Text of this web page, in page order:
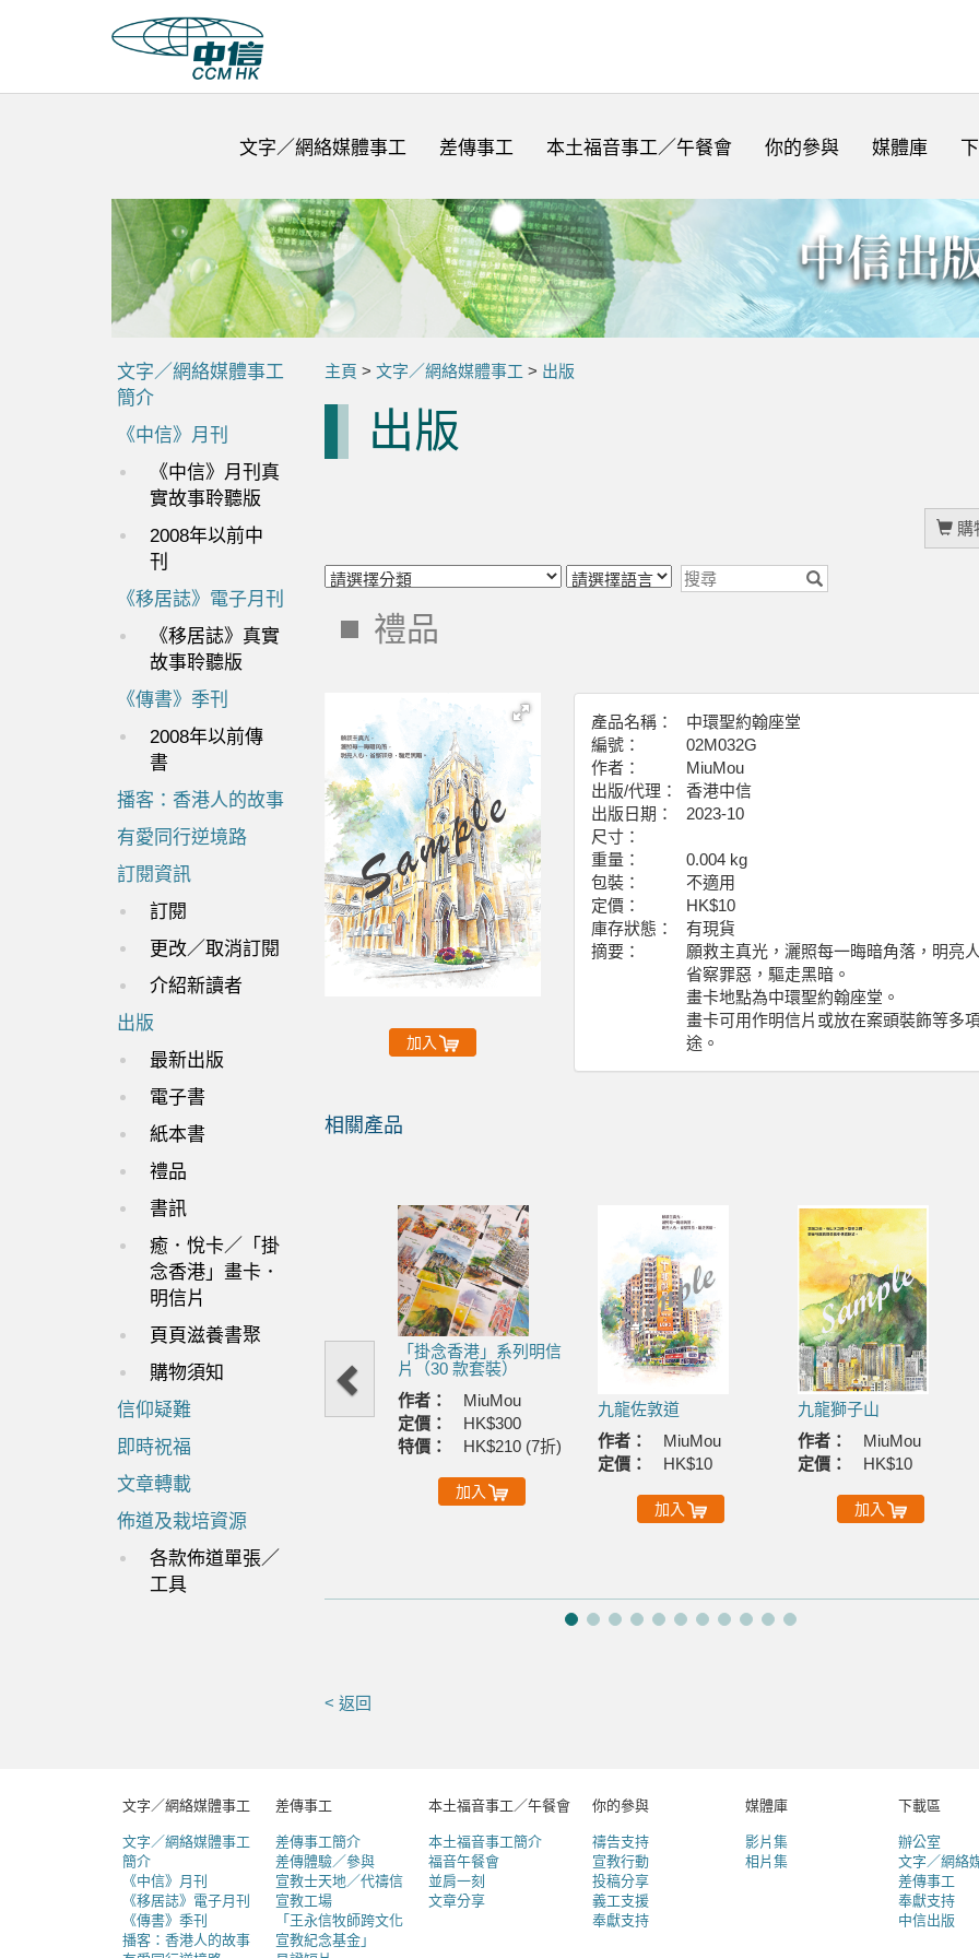
文字／網絡媒體事工 差傳事工 本土福音事工／午餐會 你的參與 媒體庫
文字／網絡媒體事工
簡介
《中信》月刊
《中信》月刊真
實故事聆聽版
2008年以前中
刊
《移居誌》電子月刊
《移居誌》真實
故事聆聽版
《傳書》季刊
2008年以前傳
書
播客：香港人的故事
有愛同行逆境路
訂閱資訊
訂閱
更改／取消訂閱
介紹新讀者
出版
最新出版
電子書
紙本書
禮品
書訊
癒．悅卡／「掛
念香港」畫卡．
明信片
頁頁滋養書聚
購物須知
信仰疑難
即時祝福
文章轉載
佈道及栽培資源
各款佈道單張／
工具
主頁 > 文字／網絡媒體事工 > 出版
出版
購
禮品
加入
產品名稱：
中環聖約翰座堂
編號：
02M032G
作者：
MiuMou
出版/代理：
香港中信
出版日期：
2023-10
尺寸：
重量：
0.004 kg
包裝：
不適用
定價：
HK$10
庫存狀態：
有現貨
摘要：
願救主真光，灑照每一晦暗角落，明亮人
省察罪惡，驅走黑暗。
畫卡地點為中環聖約翰座堂。
畫卡可用作明信片或放在案頭裝飾等多
途。
相關產品
「掛念香港」系列明信
片（30 款套裝）
作者：
MiuMou
定價：
HK$300
特價：
HK$210 (7折)
加入
九龍佐敦道
作者：
MiuMou
定價：
HK$10
加入
九龍獅子山
作者：
MiuMou
定價：
HK$10
加入
< 返回
文字／網絡媒體事工
文字／網絡媒體事工
簡介
《中信》月刊
《移居誌》電子月刊
《傳書》季刊
播客：香港人的故事
差傳事工
差傳事工簡介
差傳體驗／參與
宣教士天地／代禱信
宣教工場
「王永信牧師跨文化
宣教紀念基金」
本土福音事工／午餐會
本土福音事工簡介
福音午餐會
並肩一刻
文章分享
你的參與
禱告支持
宣教行動
投稿分享
義工支援
奉獻支持
媒體庫
影片集
相片集
下載區
辦公室
文字／網絡
差傳事工
奉獻支持
中信出版